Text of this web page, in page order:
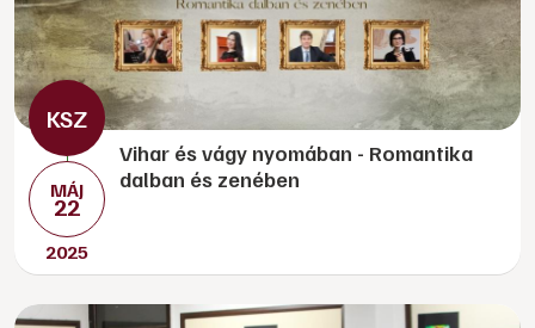
MÁJ
22
2025
Vihar és vágy nyomában - Romantika
dalban és zenében